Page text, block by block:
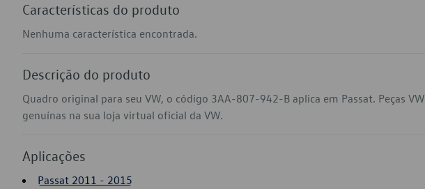
Características do produto
Nenhuma característica encontrada.
Descrição do produto
Quadro original para seu VW, o código 3AA-807-942-B aplica em Passat. Peças VW
genuínas na sua loja virtual oficial da VW.
Aplicações
Passat 2011 - 2015